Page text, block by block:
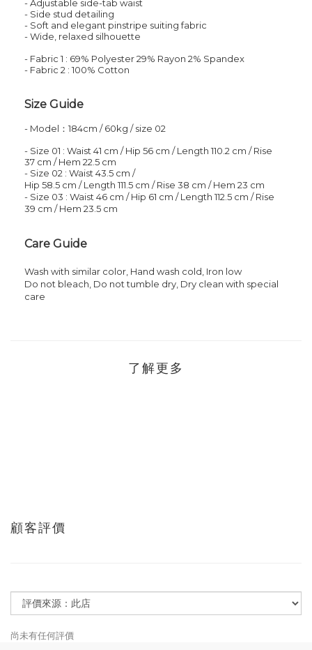
- Adjustable side-tab waist
- Side stud detailing
- Soft and elegant pinstripe suiting fabric
- Wide, relaxed silhouette
- Fabric 1 : 69% Polyester 29% Rayon 2% Spandex
- Fabric 2 : 100% Cotton
Size Guide
- Model：184cm / 60kg / size 02
- Size 01 : Waist 41 cm / Hip 56 cm /Length 110.2 cm / Rise
37 cm /Hem 22.5 cm
- Size 02 : Waist 43.5 cm /
Hip 58.5 cm /Length 111.5 cm / Rise 38 cm /Hem 23 cm
- Size 03 : Waist 46 cm / Hip 61 cm /Length 112.5 cm / Rise
39 cm /Hem 23.5 cm
Care Guide
Wash with similar color, Hand wash cold, Iron low
Do not bleach, Do not tumble dry, Dry clean with special
care
了解更多
顧客評價
尚未有任何評價